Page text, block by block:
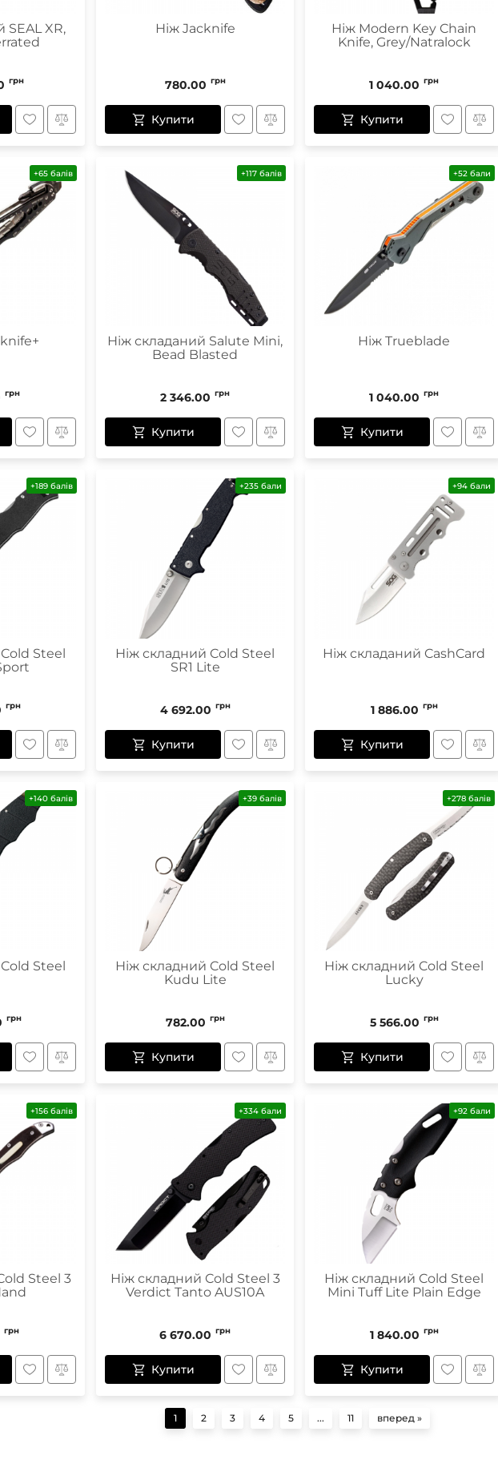
SEAL XR,
грн
Ніж Jacknife
780.00 грн
Купити
Ніж Modern Key Chain
Knife, Grey/Natralock
1 040.00 грн
Купити
+65 балів
грн
+117 балів
Ніж складаний Salute Mini,
Bead Blasted
2 346.00 грн
Купити
+52 бали
Ніж Trueblade
1 040.00 грн
Купити
+189 балів
Steel
грн
+235 бали
Ніж складний Cold Steel
SR1 Lite
4 692.00 грн
Купити
+94 бали
Ніж складаний CashCard
1 886.00 грн
Купити
+140 балів
Steel
грн
+39 балів
Ніж складний Cold Steel
Kudu Lite
782.00 грн
Купити
+278 балів
Ніж складний Cold Steel
Lucky
5 566.00 грн
Купити
+156 балів
Steel 3
грн
+334 бали
Ніж складний Cold Steel 3
Verdict Tanto AUS10A
6 670.00 грн
Купити
+92 бали
Ніж складний Cold Steel
Mini Tuff Lite Plain Edge
1 840.00 грн
Купити
1 2 3 4 5 ... 11 вперед »